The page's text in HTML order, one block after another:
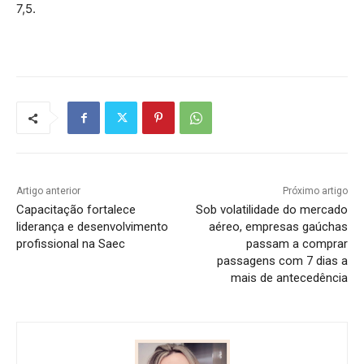
7,5.
Artigo anterior
Capacitação fortalece
liderança e desenvolvimento
profissional na Saec
Próximo artigo
Sob volatilidade do mercado
aéreo, empresas gaúchas
passam a comprar
passagens com 7 dias a
mais de antecedência